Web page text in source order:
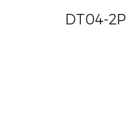
DT04-2P مجموعة وعاء ثنائي